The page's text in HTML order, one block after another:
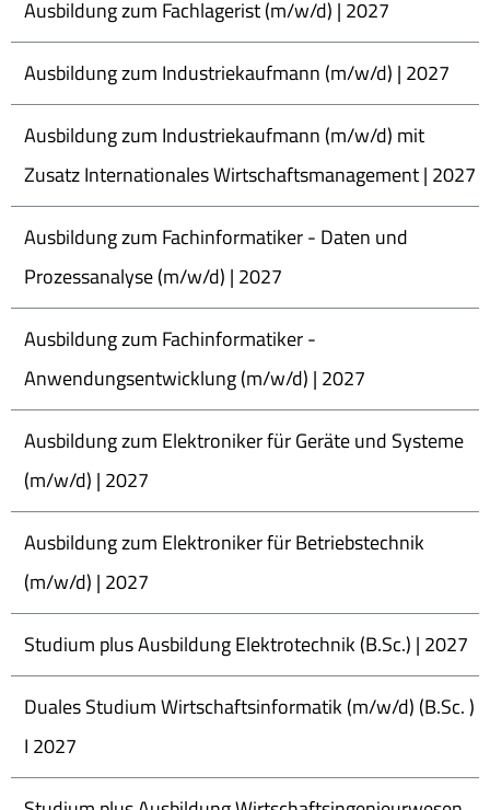
Ausbildung zum Fachlagerist (m/w/d) | 2027
Ausbildung zum Industriekaufmann (m/w/d) | 2027
Ausbildung zum Industriekaufmann (m/w/d) mit
Zusatz Internationales Wirtschaftsmanagement | 2027
Ausbildung zum Fachinformatiker - Daten und
Prozessanalyse (m/w/d) | 2027
Ausbildung zum Fachinformatiker -
Anwendungsentwicklung (m/w/d) | 2027
Ausbildung zum Elektroniker für Geräte und Systeme
(m/w/d) | 2027
Ausbildung zum Elektroniker für Betriebstechnik
(m/w/d) | 2027
Studium plus Ausbildung Elektrotechnik (B.Sc.) | 2027
Duales Studium Wirtschaftsinformatik (m/w/d) (B.Sc. )
I 2027